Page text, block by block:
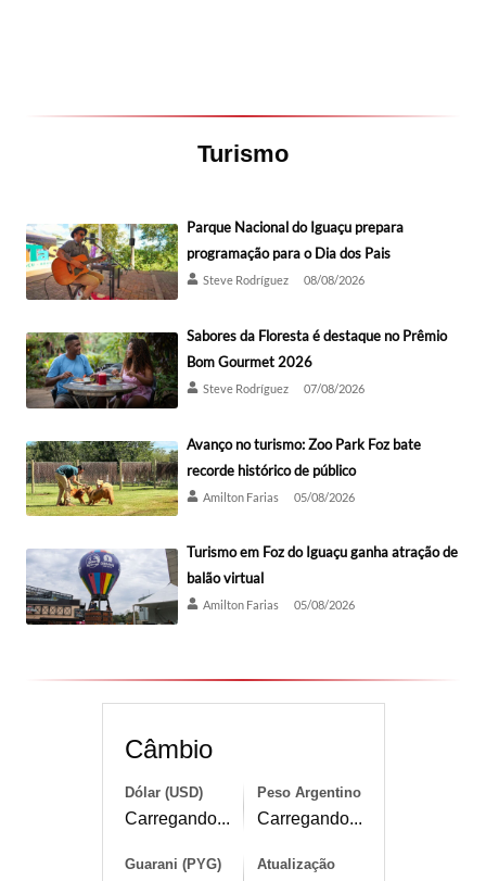
Turismo
Parque Nacional do Iguaçu prepara
programação para o Dia dos Pais
Steve Rodríguez 08/08/2026
Sabores da Floresta é destaque no Prêmio
Bom Gourmet 2026
Steve Rodríguez 07/08/2026
Avanço no turismo: Zoo Park Foz bate
recorde histórico de público
Amilton Farias 05/08/2026
Turismo em Foz do Iguaçu ganha atração de
balão virtual
Amilton Farias 05/08/2026
Câmbio
Dólar (USD)
Carregando...
Peso Argentino
Carregando...
Guarani (PYG) Atualização